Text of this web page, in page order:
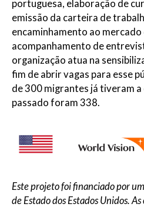
portuguesa, elaboração de
emissão da carteira de
encaminhamento ao
acompanhamento de
organização atua na
fim de abrir vagas para esse
de 300 migrantes já tiveram
passado foram 338.
Este projeto foi financiado por
de Estado dos Estados Unidos.